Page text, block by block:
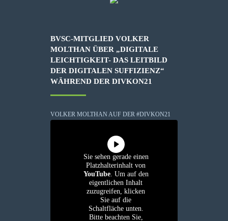
BVSC-MITGLIED VOLKER
MOLTHAN ÜBER „DIGITALE
LEICHTIGKEIT- DAS LEITBILD
DER DIGITALEN SUFFIZIENZ“
WÄHREND DER DIVKON21
VOLKER MOLTHAN AUF DER #DIVKON21
Sie sehen gerade einen
Platzhalterinhalt von
YouTube. Um auf den
eigentlichen Inhalt
zuzugreifen, klicken
Sie auf die
Schaltfläche unten.
Bitte beachten Sie,